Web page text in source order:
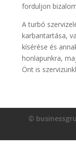
forduljon
A turbó
karbantartása,
kísérése és
honlapunkra,
Önt is
©